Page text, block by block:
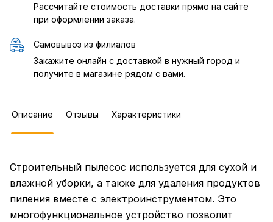
Рассчитайте стоимость доставки прямо на сайте
при оформлении заказа.
Самовывоз из филиалов
Закажите онлайн с доставкой в нужный город и
получите в магазине рядом с вами.
Описание Отзывы Характеристики
Строительный пылесос используется для сухой и
влажной уборки, а также для удаления продуктов
пиления вместе с электроинструментом. Это
многофункциональное устройство позволит